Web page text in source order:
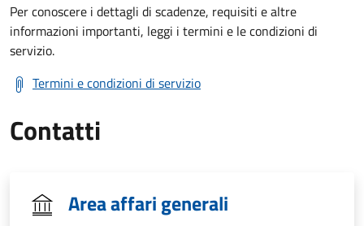
Per conoscere i dettagli di scadenze, requisiti e altre
informazioni importanti, leggi i termini e le condizioni di
servizio.
Termini e condizioni di servizio
Contatti
Area affari generali